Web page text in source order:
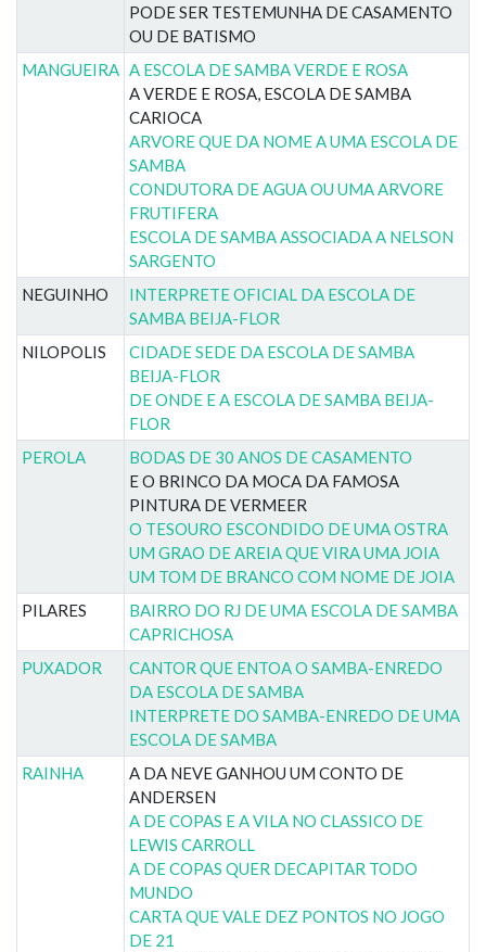
PODE SER TESTEMUNHA DE CASAMENTO
OU DE BATISMO
MANGUEIRA A ESCOLA DE SAMBA VERDE E ROSA
A VERDE E ROSA, ESCOLA DE SAMBA
CARIOCA
ARVORE QUE DA NOME A UMA ESCOLA DE
SAMBA
CONDUTORA DE AGUA OU UMA ARVORE
FRUTIFERA
ESCOLA DE SAMBA ASSOCIADA A NELSON
SARGENTO
NEGUINHO
INTERPRETE OFICIAL DA ESCOLA DE
SAMBA BEIJA-FLOR
NILOPOLIS
CIDADE SEDE DA ESCOLA DE SAMBA
BEIJA-FLOR
DE ONDE E A ESCOLA DE SAMBA BEIJA-
FLOR
PEROLA
BODAS DE 30 ANOS DE CASAMENTO
E O BRINCO DA MOCA DA FAMOSA
PINTURA DE VERMEER
O TESOURO ESCONDIDO DE UMA OSTRA
UM GRAO DE AREIA QUE VIRA UMA JOIA
UM TOM DE BRANCO COM NOME DE JOIA
PILARES
BAIRRO DO RJ DE UMA ESCOLA DE SAMBA
CAPRICHOSA
PUXADOR
CANTOR QUE ENTOA O SAMBA-ENREDO
DA ESCOLA DE SAMBA
INTERPRETE DO SAMBA-ENREDO DE UMA
ESCOLA DE SAMBA
RAINHA
A DA NEVE GANHOU UM CONTO DE
ANDERSEN
A DE COPAS E A VILA NO CLASSICO DE
LEWIS CARROLL
A DE COPAS QUER DECAPITAR TODO
MUNDO
CARTA QUE VALE DEZ PONTOS NO JOGO
DE 21